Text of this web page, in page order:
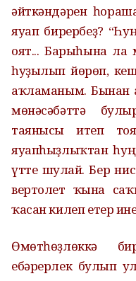
әйткәндәрен
яуап бирербеҙ?
оят... Барыһына ла
һуҙылып йөрөп,
аҡламаным.
мөнәсәбәттә
таянысы итеп
яуапһыҙлыҡтан
үтте шулай. Бер
вертолет ҡына
ҡасан килеп етер
Өмөтһөҙлөккә
ебәрерлек булып